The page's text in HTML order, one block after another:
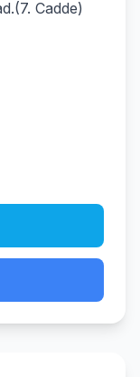
Cadde)